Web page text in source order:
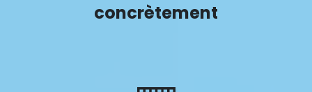
concrètement